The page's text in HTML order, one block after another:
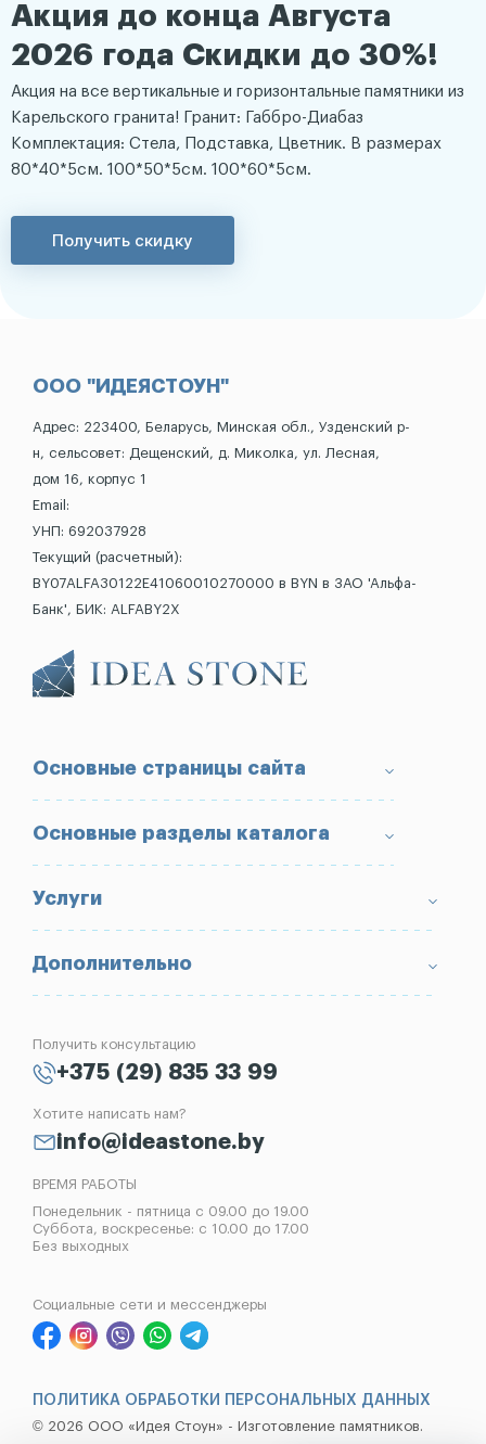
Акция до конца Августа
2026 года Скидки до 30%!
Акция на все вертикальные и горизонтальные памятники из
Карельского гранита! Гранит: Габбро-Диабаз
Комплектация: Стела, Подставка, Цветник. В размерах
80*40*5см. 100*50*5см. 100*60*5см.
Получить скидку
ООО "ИДЕЯСТОУН"
Адрес: 223400, Беларусь, Минская обл., Узденский р-
н, сельсовет: Дещенский, д. Миколка, ул. Лесная,
дом 16, корпус 1
Email:
УНП: 692037928
Текущий (расчетный):
BY07ALFA30122E41060010270000 в BYN в ЗАО 'Альфа-
Банк', БИК: ALFABY2X
Основные страницы сайта
О компании
Доставка и оплата
Условия возврата товара
Портфолио
Вопрос-Ответ
Блог
Контакты
Основные разделы каталога
Памятники
Ограды
Надгробные плиты
Вазы
Услуги
Благоустройство могил
Изготовление памятников
Рассрочка на памятник
Реставрация памятников
Демонтаж памятников
Дополнительно
Получить консультацию
+375 (29) 835 33 99
Хотите написать нам?
info@ideastone.by
ВРЕМЯ РАБОТЫ
Понедельник - пятница с 09.00 до 19.00
Суббота, воскресенье: с 10.00 до 17.00
Без выходных
Социальные сети и мессенджеры
© 2026 ООО «Идея Стоун» - Изготовление памятников.
ПОЛИТИКА ОБРАБОТКИ ПЕРСОНАЛЬНЫХ ДАННЫХ